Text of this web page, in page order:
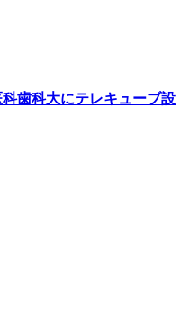
歯科大にテレキューブ設